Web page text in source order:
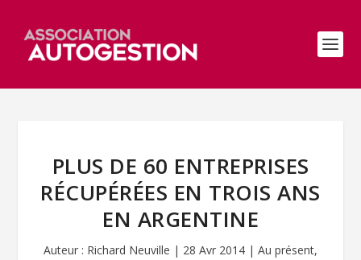
PLUS DE 60 ENTREPRISES
RÉCUPÉRÉES EN TROIS ANS
EN ARGENTINE
Auteur : Richard Neuville | 28 Avr 2014 | Au présent,